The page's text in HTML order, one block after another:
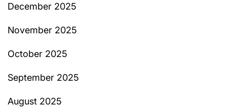
December 2025
November 2025
October 2025
September 2025
August 2025